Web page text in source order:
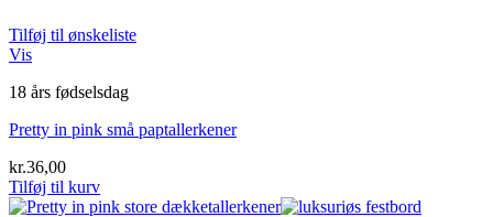
Tilføj til ønskeliste
Vis
18 års fødselsdag
Pretty in pink små paptallerkener
kr.36,00
Tilføj til kurv